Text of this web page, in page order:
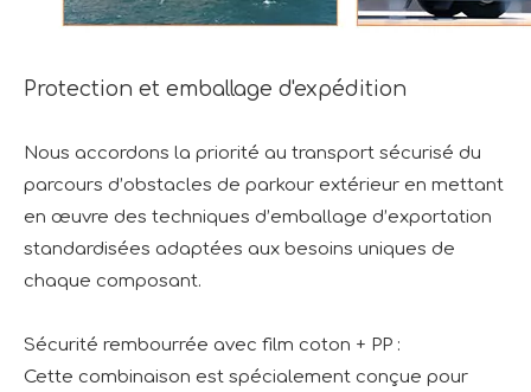
Protection et emballage d'expédition
Nous accordons la priorité au transport sécurisé du
parcours d’obstacles de parkour extérieur en mettant
en œuvre des techniques d’emballage d’exportation
standardisées adaptées aux besoins uniques de
chaque composant.
Sécurité rembourrée avec film coton + PP :
Cette combinaison est spécialement conçue pour